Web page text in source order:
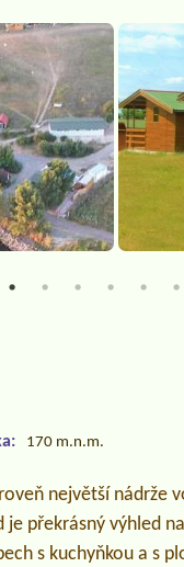
170 m.n.m.
největší nádrže
překrásný výhled
s kuchyňkou a s